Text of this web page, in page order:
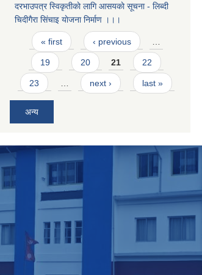
दरभाउपत्र स्विकृतीकाे लागि आसयकाे सूचना - लिब्दी
चिदीगैरा सिंचाइ याेजना निर्माण ।।।
Pages
« first ‹ previous
19 20 21 22
23 next › last »
अन्य